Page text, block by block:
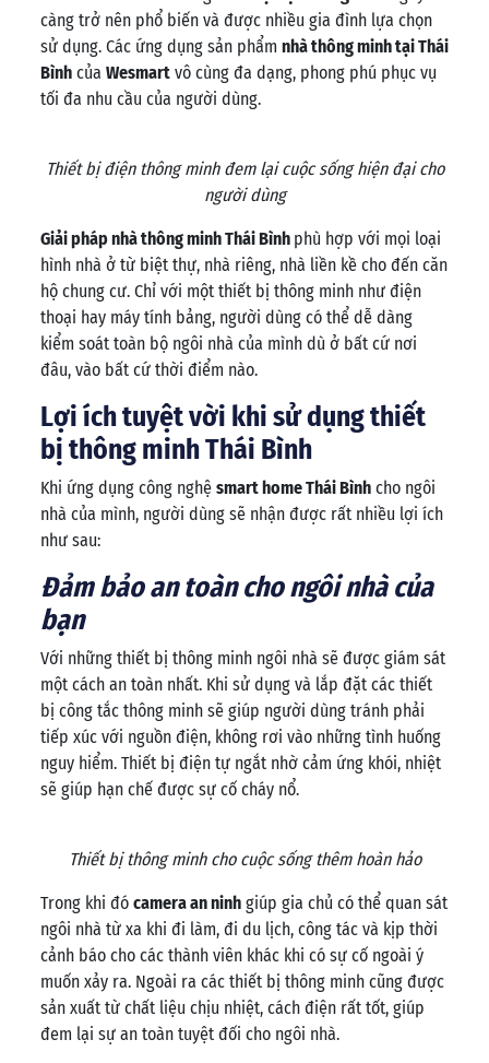
càng trở nên phổ biến và được nhiều gia đình lựa chọn
sử dụng. Các ứng dụng sản phẩm nhà thông minh tại Thái
Bình của Wesmart vô cùng đa dạng, phong phú phục vụ
tối đa nhu cầu của người dùng.
Thiết bị điện thông minh đem lại cuộc sống hiện đại cho
người dùng
Giải pháp nhà thông minh Thái Bình phù hợp với mọi loại
hình nhà ở từ biệt thự, nhà riêng, nhà liền kề cho đến căn
hộ chung cư. Chỉ với một thiết bị thông minh như điện
thoại hay máy tính bảng, người dùng có thể dễ dàng
kiểm soát toàn bộ ngôi nhà của mình dù ở bất cứ nơi
đâu, vào bất cứ thời điểm nào.
Lợi ích tuyệt vời khi sử dụng thiết
bị thông minh Thái Bình
Khi ứng dụng công nghệ smart home Thái Bình cho ngôi
nhà của mình, người dùng sẽ nhận được rất nhiều lợi ích
như sau:
Đảm bảo an toàn cho ngôi nhà của
bạn
Với những thiết bị thông minh ngôi nhà sẽ được giám sát
một cách an toàn nhất. Khi sử dụng và lắp đặt các thiết
bị công tắc thông minh sẽ giúp người dùng tránh phải
tiếp xúc với nguồn điện, không rơi vào những tình huống
nguy hiểm. Thiết bị điện tự ngắt nhờ cảm ứng khói, nhiệt
sẽ giúp hạn chế được sự cố cháy nổ.
Thiết bị thông minh cho cuộc sống thêm hoàn hảo
Trong khi đó camera an ninh giúp gia chủ có thể quan sát
ngôi nhà từ xa khi đi làm, đi du lịch, công tác và kịp thời
cảnh báo cho các thành viên khác khi có sự cố ngoài ý
muốn xảy ra. Ngoài ra các thiết bị thông minh cũng được
sản xuất từ chất liệu chịu nhiệt, cách điện rất tốt, giúp
đem lại sự an toàn tuyệt đối cho ngôi nhà.